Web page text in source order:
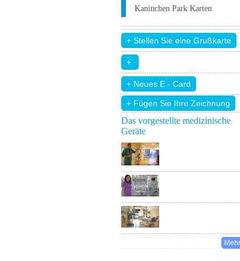
Kaninchen Park Karten
+ Fügen Sie Ihre Zeichnung
Das vorgestellte medizinische
Geräte